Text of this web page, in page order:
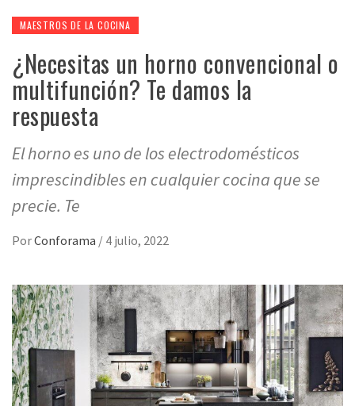
MAESTROS DE LA COCINA
¿Necesitas un horno convencional o
multifunción? Te damos la
respuesta
El horno es uno de los electrodomésticos
imprescindibles en cualquier cocina que se
precie. Te
PorConforama / 4 julio, 2022